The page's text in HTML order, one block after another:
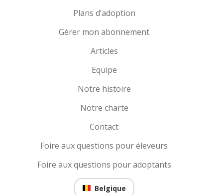
Plans d’adoption
Gérer mon abonnement
Articles
Equipe
Notre histoire
Notre charte
Contact
Foire aux questions pour éleveurs
Foire aux questions pour adoptants
Belgique